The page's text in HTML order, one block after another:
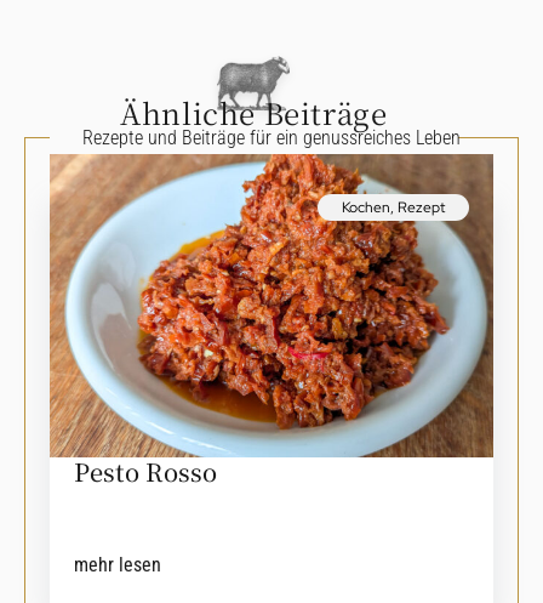
Ähnliche Beiträge
Rezepte und Beiträge für ein genussreiches Leben
Kochen, Rezept
Pesto Rosso
mehr lesen